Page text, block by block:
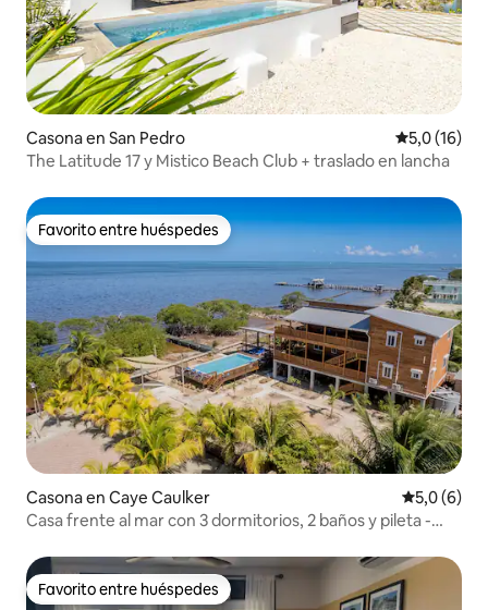
Casona en San Pedro Calificación
5,0 (16)
The Latitude 17 y Mistico Beach Club + traslado en lancha
Favorito entre huéspedes
Favorito entre huéspedes
Casona en Caye Caulker
5,0 (6)
Casa frente al mar con 3 dormitorios, 2 baños y pileta -
Favorito entre huéspedes
Favorito entre huéspedes